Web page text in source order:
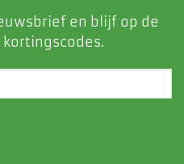
en blijf op de